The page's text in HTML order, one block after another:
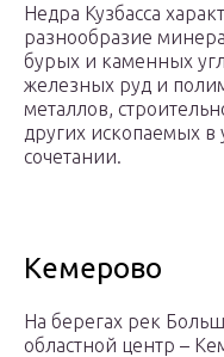
Недра Кузбасса
разнообразие
бурых и каменных
железных руд и
металлов,
других ископаемых
сочетании.
Кемерово
На берегах рек
областной центр –